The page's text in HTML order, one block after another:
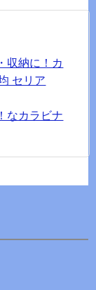
収納に！カ
セリア
なカラビナ